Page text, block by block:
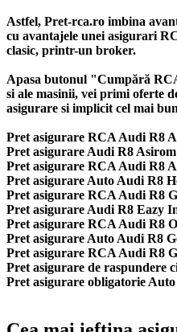
Astfel, Pret-rca.ro imbina
cu avantajele unei asigurari
clasic, printr-un broker.
Apasa butonul "Cumpără
si ale masinii, vei primi oferte
asigurare si implicit cel mai bun
Pret asigurare RCA Audi R8
Pret asigurare Audi R8 Asirom
Pret asigurare RCA Audi R8
Pret asigurare Auto Audi R8
Pret asigurare RCA Audi R8
Pret asigurare Audi R8 Eazy
Pret asigurare RCA Audi R8
Pret asigurare Auto Audi R8
Pret asigurare RCA Audi R8
Pret asigurare de raspundere
Pret asigurare obligatorie